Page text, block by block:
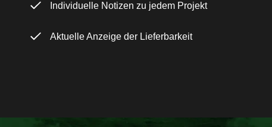
Individuelle Notizen zu jedem Projekt
Aktuelle Anzeige der Lieferbarkeit